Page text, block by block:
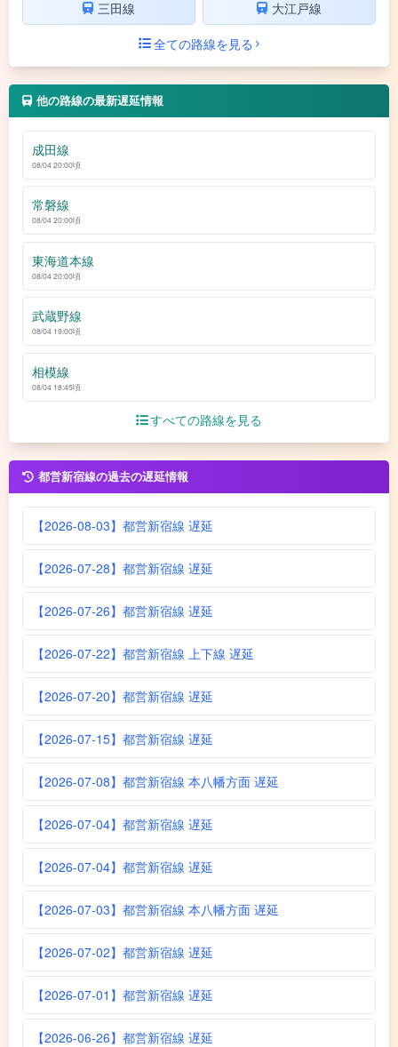
三田線
大江戸線
全ての路線を見る
他の路線の最新遅延情報
成田線
08/04 20:00頃
常磐線
08/04 20:00頃
東海道本線
08/04 20:00頃
武蔵野線
08/04 19:00頃
相模線
08/04 18:45頃
すべての路線を見る
都営新宿線の過去の遅延情報
【2026-08-03】都営新宿線 遅延
【2026-07-28】都営新宿線 遅延
【2026-07-26】都営新宿線 遅延
【2026-07-22】都営新宿線 上下線 遅延
【2026-07-20】都営新宿線 遅延
【2026-07-15】都営新宿線 遅延
【2026-07-08】都営新宿線 本八幡方面 遅延
【2026-07-04】都営新宿線 遅延
【2026-07-04】都営新宿線 遅延
【2026-07-03】都営新宿線 本八幡方面 遅延
【2026-07-02】都営新宿線 遅延
【2026-07-01】都営新宿線 遅延
【2026-06-26】都営新宿線 遅延